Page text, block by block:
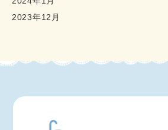
2023年12月